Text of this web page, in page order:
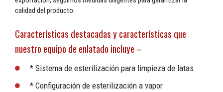
calidad del producto.
Características destacadas y características que
nuestro equipo de enlatado incluye –
* Sistema de esterilización para limpieza de latas
* Configuración de esterilización a vapor